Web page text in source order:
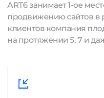
ART6 занимает 1-ое
продвижению сайтов в
клиентов компания
на протяжении 5, 7 и